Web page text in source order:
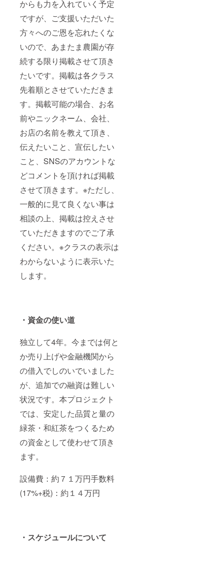
からも力を入れていく予定
ですが、ご支援いただいた
方々へのご恩を忘れたくな
いので、あまたま農園が存
続する限り掲載させて頂き
たいです。掲載は各クラス
先着順とさせていただきま
す。掲載可能の場合、お名
前やニックネーム、会社、
お店の名前を教えて頂き、
伝えたいこと、宣伝したい
こと、SNSのアカウントな
どコメントを頂ければ掲載
させて頂きます。※ただし、
一般的に見て良くない事は
相談の上、掲載は控えさせ
ていただきますのでご了承
ください。※クラスの表示は
わからないように表示いた
します。
・資金の使い道
独立して4年。今までは何と
か売り上げや金融機関から
の借入でしのいでいました
が、追加での融資は難しい
状況です。本プロジェクト
では、安定した品質と量の
緑茶・和紅茶をつくるため
の資金として使わせて頂き
ます。
設備費：約７１万円手数料
(17%+税)：約１４万円
・スケジュールについて